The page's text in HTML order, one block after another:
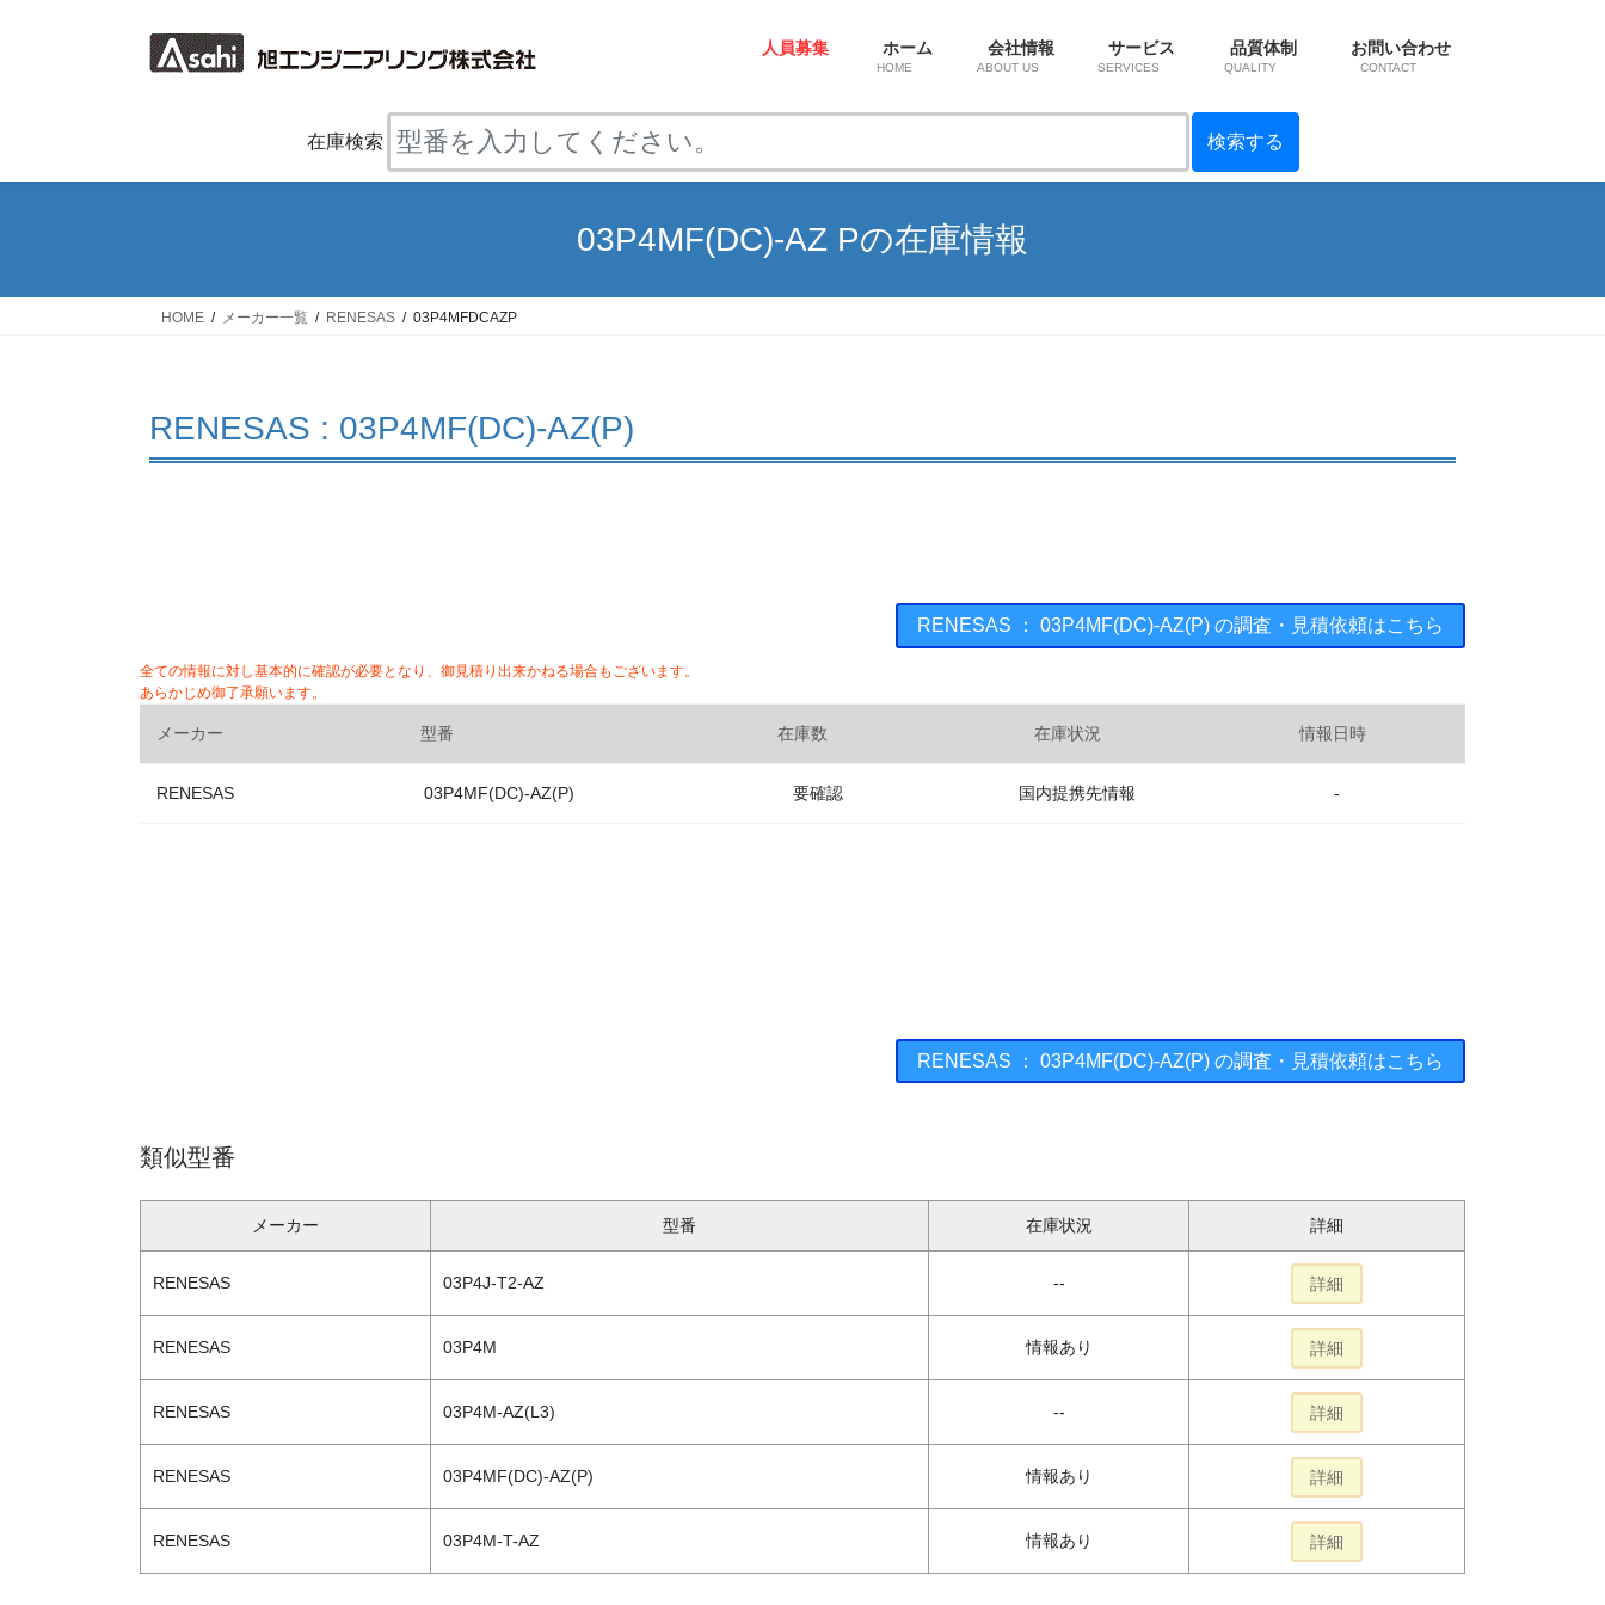
ス
ン
人員募集 ホーム
HOME
会社情報
ABOUT US
サービス
SERVICES
品質体制
QUALITY
お問い合わせ
CONTACT
在庫検索
03P4MF(DC)-AZ Pの在庫情報
HOME メーカー一覧 RENESAS 03P4MFDCAZP
RENESAS : 03P4MF(DC)-AZ(P)
RENESAS ： 03P4MF(DC)-AZ(P) の調査・見積依頼はこちら
全ての情報に対し基本的に確認が必要となり、御見積り出来かねる場合もございます。
あらかじめ御了承願います。
メーカー 型番 在庫数 在庫状況 情報日時
RENESAS 03P4MF(DC)-AZ(P) 要確認 国内提携先情報 -
RENESAS ： 03P4MF(DC)-AZ(P) の調査・見積依頼はこちら
類似型番
メーカー 型番 在庫状況 詳細
RENESAS 03P4J-T2-AZ -- 詳細
RENESAS 03P4M 情報あり 詳細
RENESAS 03P4M-AZ(L3) -- 詳細
RENESAS 03P4MF(DC)-AZ(P) 情報あり 詳細
RENESAS 03P4M-T-AZ 情報あり 詳細